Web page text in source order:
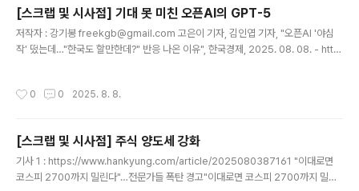
[스크랩 및 시사점] 기대 못 미친 오픈AI의 GPT-5
저작자 : 강기봉 freekgb@gmail.com 고은이 기자, 김인엽 기자, "오픈AI '야심
작' 떴는데…"한국도 할만한데?" 반응 나온 이유", 한국경제, 2025. 08. 08. - http
졌다. 코딩 능력도 향상됐다. 하지만 게임체인저급 혁신은 없었다.” 8일 오픈AI의 신
능에서 1위의 평가를 받았지만, 글로벌 테크 전문가들은 대..
0 0 2025. 8. 8.
[스크랩 및 시사점] 주식 양도세 강화
기사 1 : https://www.hankyung.com/article/2025080387161 "이대로면
코스피 2700까지 밀린다"…전문가들 폭탄 경고"이대로면 코스피 2700까지 밀린